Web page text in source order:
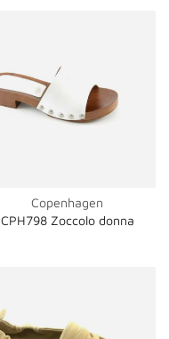
Copenhagen
CPH798 Zoccolo donna